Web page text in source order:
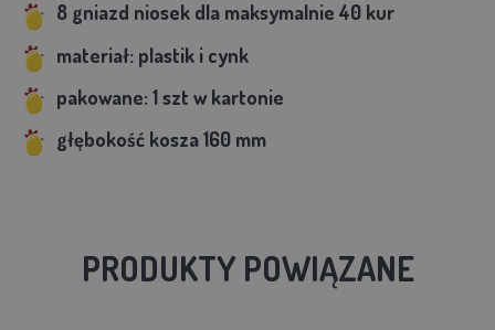
8 gniazd niosek dla maksymalnie 40 kur
materiał: plastik i cynk
pakowane: 1 szt w kartonie
głębokość kosza 160 mm
PRODUKTY POWIĄZANE